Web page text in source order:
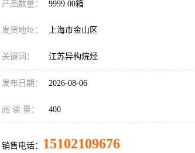
产品数量： 9999.00箱
发货地址： 上海市金山区
关键词： 江苏异构烷烃
发布日期： 2026-08-06
阅 读 量： 400
销售电话： 15102109676